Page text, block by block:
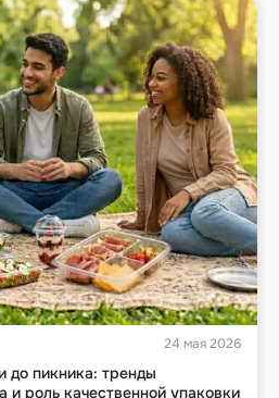
24 мая 2026
до пикника: тренды
и роль качественной упаковки